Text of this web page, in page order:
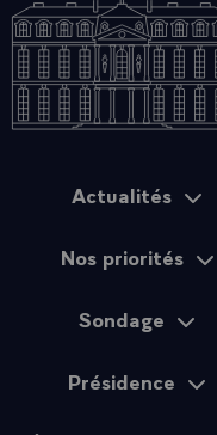
Actualités
Nos priorités
Sondage
Présidence